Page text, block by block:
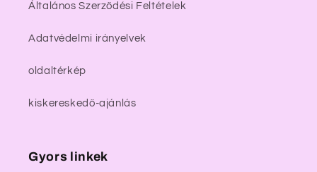
Általános Szerződési Feltételek
Adatvédelmi irányelvek
oldaltérkép
kiskereskedő-ajánlás
Gyors linkek